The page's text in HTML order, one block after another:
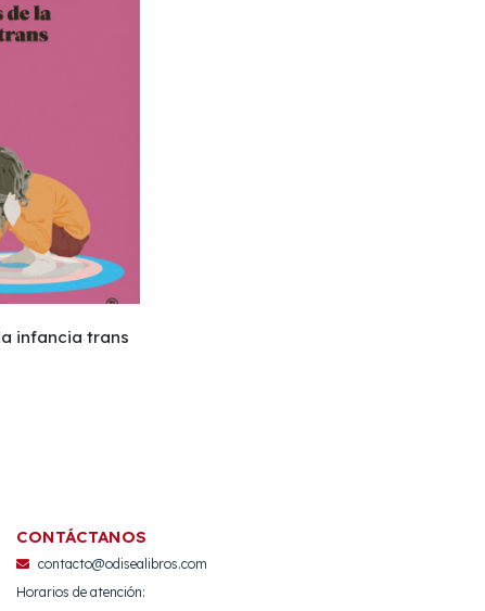
infancia trans
CONTÁCTANOS
contacto@odisealibros.com
Horarios de atención: